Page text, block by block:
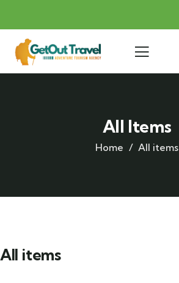
All Items
Home All items
All items